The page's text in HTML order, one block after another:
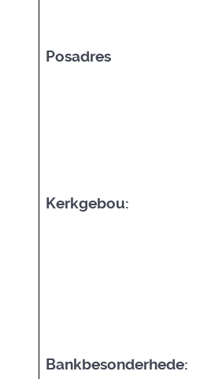
Posadres
Kerkgebou:
Bankbesonderhede: